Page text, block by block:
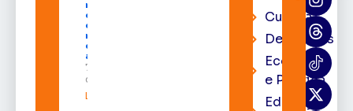
mandato
com mais
de R$ 668
milhões
destinados
ao Amapá
7 de agosto
de 2026
Leia mais »
Cultura
Destaques
Economia
e Política
Educação